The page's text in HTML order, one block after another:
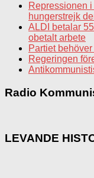
Repressionen
hungerstrejk
ALDI betalar
obetalt arbete
Partiet
Regeringen
Radio
LEVANDE